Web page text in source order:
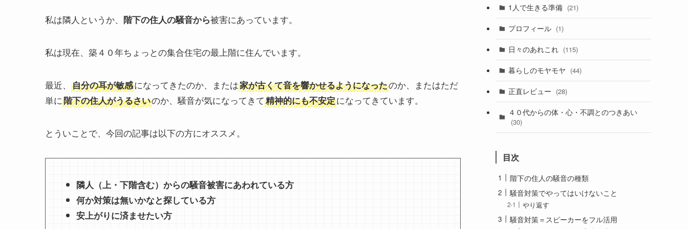
私は隣人というか、 階下の住人の騒音から被害にあっています。
私は現在、築４０年ちょっとの集合住宅の最上階に住んでいます。
最近、 自分の耳が敏感になってきたのか、または家が古くて音を響かせるようになったのか、またはただ
単に階下の住人がうるさいのか、騒音が気になってきて精神的にも不安定になってきています。
とういことで、今回の記事は以下の方にオススメ。
隣人（上・下階含む）からの騒音被害にあわれている方
何か対策は無いかなと探している方
安上がりに済ませたい方
1人で生きる準備 (21)
プロフィール (1)
日々のあれこれ (115)
暮らしのモヤモヤ (44)
正直レビュー (28)
４０代からの体・心・不調とのつきあい
(30)
目次
階下の住人の騒音の種類
騒音対策でやってはいけないこと
やり返す
騒音対策＝スピーカーをフル活用